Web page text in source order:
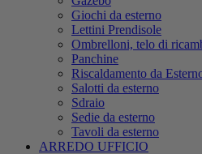
Giochi da esterno
Lettini Prendisole
Ombrelloni, telo di
Panchine
Riscaldamento da
Salotti da esterno
Sdraio
Sedie da esterno
Tavoli da esterno
ARREDO UFFICIO